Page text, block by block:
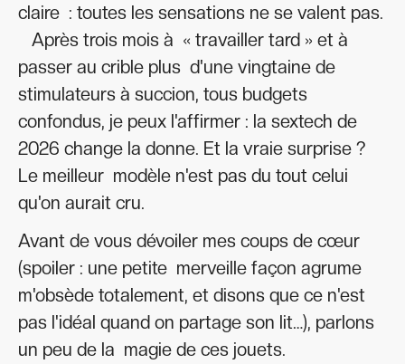
claire : toutes les sensations ne se valent pas.
Après trois mois à « travailler tard » et à
passer au crible plus d'une vingtaine de
stimulateurs à succion, tous budgets
confondus, je peux l'affirmer : la sextech de
2026 change la donne. Et la vraie surprise ?
Le meilleur modèle n'est pas du tout celui
qu'on aurait cru.
Avant de vous dévoiler mes coups de cœur
(spoiler : une petite merveille façon agrume
m'obsède totalement, et disons que ce n'est
pas l'idéal quand on partage son lit…), parlons
un peu de la magie de ces jouets.